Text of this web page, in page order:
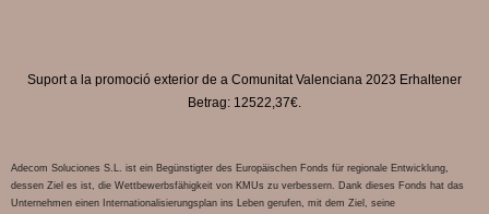
Suport a la promoció exterior de a Comunitat Valenciana 2023 Erhaltener
Betrag: 12522,37€.
Adecom Soluciones S.L. ist ein Begünstigter des Europäischen Fonds für regionale Entwicklung,
dessen Ziel es ist, die Wettbewerbsfähigkeit von KMUs zu verbessern. Dank dieses Fonds hat das
Unternehmen einen Internationalisierungsplan ins Leben gerufen, mit dem Ziel, seine